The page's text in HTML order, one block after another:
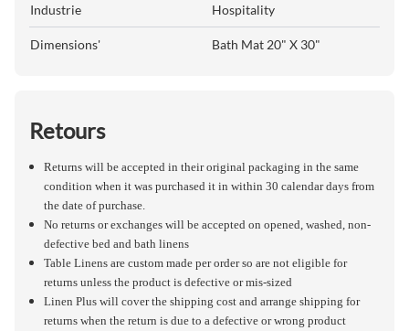
Industrie Hospitality
Dimensions' Bath Mat 20" X 30"
Retours
Returns will be accepted in their original packaging in the same
condition when it was purchased it in within 30 calendar days from
the date of purchase.
No returns or exchanges will be accepted on opened, washed, non-
defective bed and bath linens
Table Linens are custom made per order so are not eligible for
returns unless the product is defective or mis-sized
Linen Plus will cover the shipping cost and arrange shipping for
returns when the return is due to a defective or wrong product